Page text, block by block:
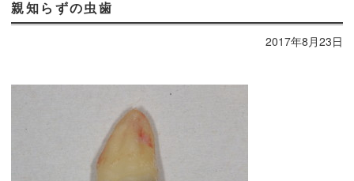
親知らずの虫歯
2017年8月23日